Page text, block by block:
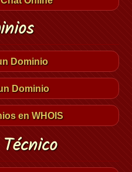
Dominio
Dominio
en WHOIS